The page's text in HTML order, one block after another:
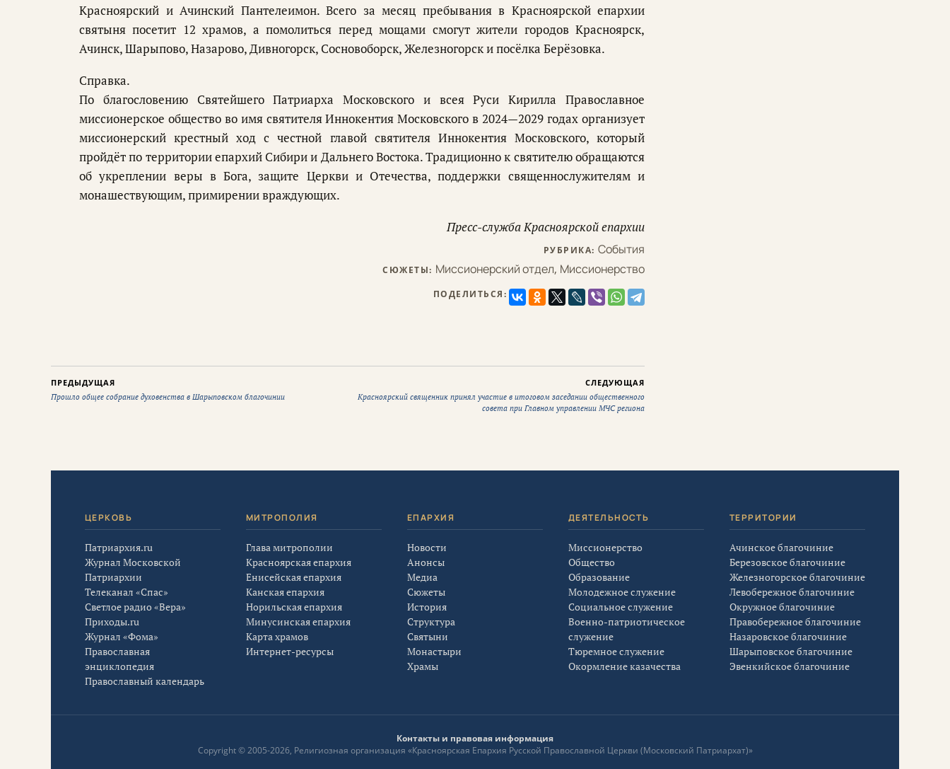
Красноярский и Ачинский Пантелеимон. Всего за месяц пребывания в Красноярской епархии
святыня посетит 12 храмов, а помолиться перед мощами смогут жители городов Красноярск,
Ачинск, Шарыпово, Назарово, Дивногорск, Сосновоборск, Железногорск и посёлка Берёзовка.
Справка.
По благословению Святейшего Патриарха Московского и всея Руси Кирилла Православное
миссионерское общество во имя святителя Иннокентия Московского в 2024—2029 годах организует
миссионерский крестный ход с честной главой святителя Иннокентия Московского, который
пройдёт по территории епархий Сибири и Дальнего Востока. Традиционно к святителю обращаются
об укреплении веры в Бога, защите Церкви и Отечества, поддержки священнослужителям и
монашествующим, примирении враждующих.
Пресс-служба Красноярской епархии
РУБРИКА: События
СЮЖЕТЫ: Миссионерский отдел, Миссионерство
ПОДЕЛИТЬСЯ:
ПРЕДЫДУЩАЯ
Прошло общее собрание духовенства в Шарыповском благочинии
СЛЕДУЮЩАЯ
Красноярский священник принял участие в итоговом заседании общественного
совета при Главном управлении МЧС региона
ЦЕРКОВЬ
Патриархия.ru
Журнал Московской
Патриархии
Телеканал «Спас»
Светлое радио «Вера»
Приходы.ru
Журнал «Фома»
Православная
энциклопедия
Православный календарь
МИТРОПОЛИЯ
Глава митрополии
Красноярская епархия
Енисейская епархия
Канская епархия
Норильская епархия
Минусинская епархия
Карта храмов
Интернет-ресурсы
ЕПАРХИЯ
Новости
Анонсы
Медиа
Сюжеты
История
Структура
Святыни
Монастыри
Храмы
ДЕЯТЕЛЬНОСТЬ
Миссионерство
Общество
Образование
Молодежное служение
Социальное служение
Военно-патриотическое
служение
Тюремное служение
Окормление казачества
ТЕРРИТОРИИ
Ачинское благочиние
Березовское благочиние
Железногорское благочиние
Левобережное благочиние
Окружное благочиние
Правобережное благочиние
Назаровское благочиние
Шарыповское благочиние
Эвенкийское благочиние
Контакты и правовая информация
Copyright © 2005-2026, Религиозная организация «Красноярская Епархия Русской Православной Церкви (Московский Патриархат)»